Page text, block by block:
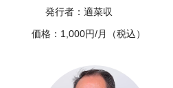
発行者：適菜収
価格：1,000円/月（税込）